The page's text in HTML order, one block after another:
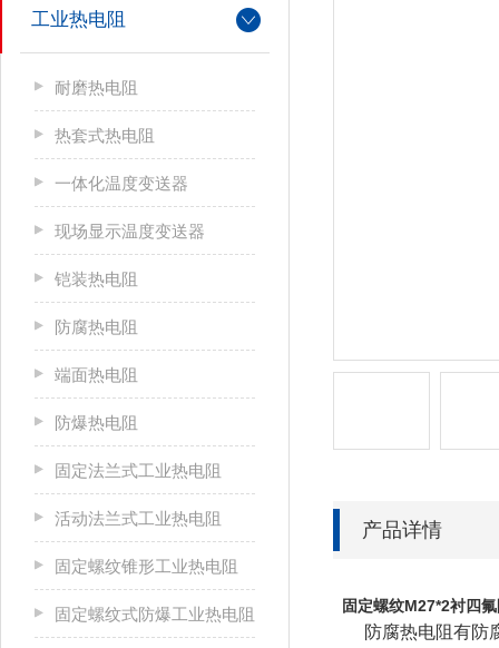
工业热电阻
耐磨热电阻
热套式热电阻
一体化温度变送器
现场显示温度变送器
铠装热电阻
防腐热电阻
端面热电阻
防爆热电阻
固定法兰式工业热电阻
活动法兰式工业热电阻
固定螺纹锥形工业热电阻
固定螺纹式防爆工业热电阻
产品详情
固定螺纹M27*2衬四
防腐热电阻有防腐